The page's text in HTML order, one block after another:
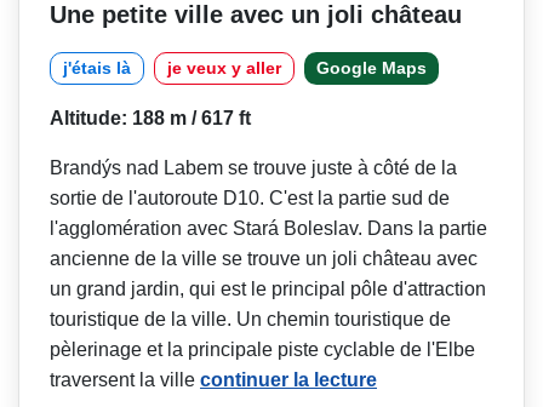
Une petite ville avec un joli château
j'étais là je veux y aller Google Maps
Altitude: 188 m / 617 ft
Brandýs nad Labem se trouve juste à côté de la
sortie de l'autoroute D10. C'est la partie sud de
l'agglomération avec Stará Boleslav. Dans la partie
ancienne de la ville se trouve un joli château avec
un grand jardin, qui est le principal pôle d'attraction
touristique de la ville. Un chemin touristique de
pèlerinage et la principale piste cyclable de l'Elbe
traversent la ville continuer la lecture